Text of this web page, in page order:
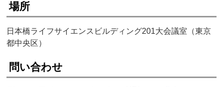
場所
日本橋ライフサイエンスビルディング201大会議室（東京
都中央区）
問い合わせ